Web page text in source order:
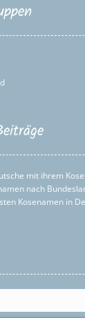
mit ihrem
nach
Kosenamen in